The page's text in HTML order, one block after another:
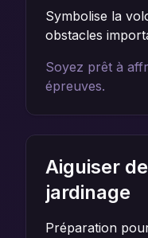
Symbolise la
obstacles
Soyez prêt à
épreuves.
Aiguiser
jardinage
Préparation